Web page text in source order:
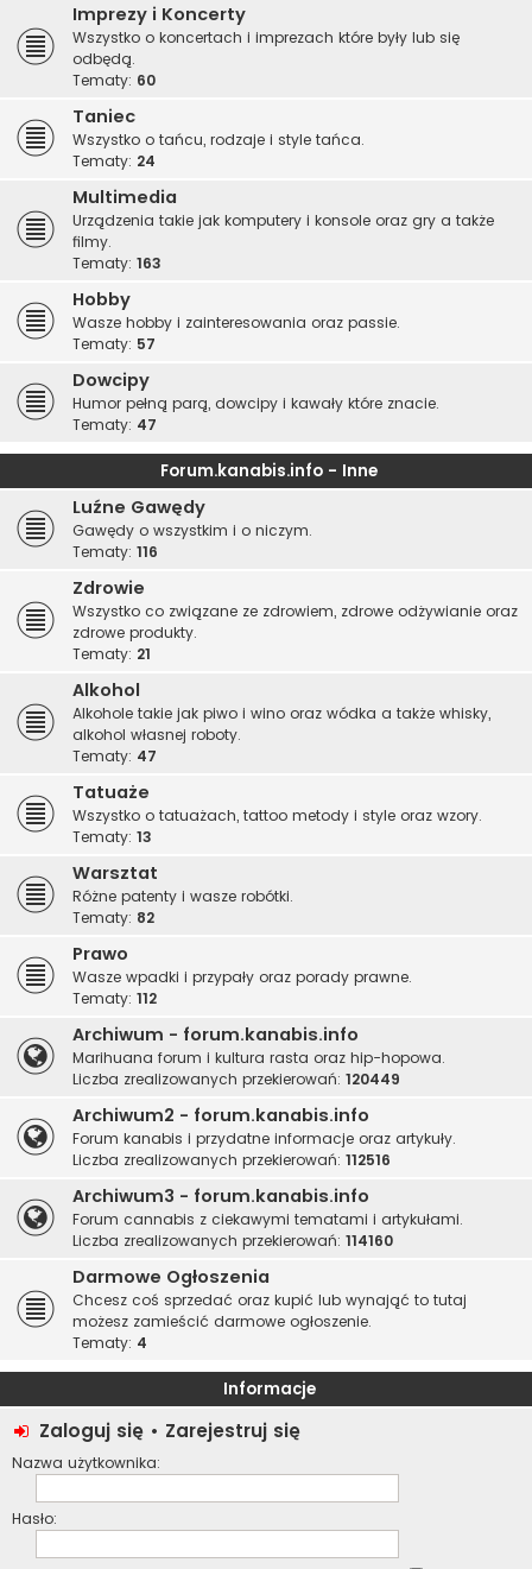
Imprezy i Koncerty
Wszystko o koncertach i imprezach które były lub się
odbędą.
Tematy: 60
Taniec
Wszystko o tańcu, rodzaje i style tańca.
Tematy: 24
Multimedia
Urządzenia takie jak komputery i konsole oraz gry a także
filmy.
Tematy: 163
Hobby
Wasze hobby i zainteresowania oraz passie.
Tematy: 57
Dowcipy
Humor pełną parą, dowcipy i kawały które znacie.
Tematy: 47
Forum.kanabis.info - Inne
Luźne Gawędy
Gawędy o wszystkim i o niczym.
Tematy: 116
Zdrowie
Wszystko co związane ze zdrowiem, zdrowe odżywianie oraz
zdrowe produkty.
Tematy: 21
Alkohol
Alkohole takie jak piwo i wino oraz wódka a także whisky,
alkohol własnej roboty.
Tematy: 47
Tatuaże
Wszystko o tatuażach, tattoo metody i style oraz wzory.
Tematy: 13
Warsztat
Różne patenty i wasze robótki.
Tematy: 82
Prawo
Wasze wpadki i przypały oraz porady prawne.
Tematy: 112
Archiwum - forum.kanabis.info
Marihuana forum i kultura rasta oraz hip-hopowa.
Liczba zrealizowanych przekierowań: 120449
Archiwum2 - forum.kanabis.info
Forum kanabis i przydatne informacje oraz artykuły.
Liczba zrealizowanych przekierowań: 112516
Archiwum3 - forum.kanabis.info
Forum cannabis z ciekawymi tematami i artykułami.
Liczba zrealizowanych przekierowań: 114160
Darmowe Ogłoszenia
Chcesz coś sprzedać oraz kupić lub wynająć to tutaj
możesz zamieścić darmowe ogłoszenie.
Tematy: 4
Informacje
Zaloguj się • Zarejestruj się
Nazwa użytkownika:
Hasło: